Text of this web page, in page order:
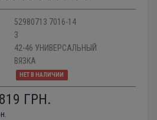
52980713 7016-14
3
42-46 УНИВЕРСАЛЬНЫЙ
ВЯЗКА
НЕТ В НАЛИЧИИ
819 ГРН.